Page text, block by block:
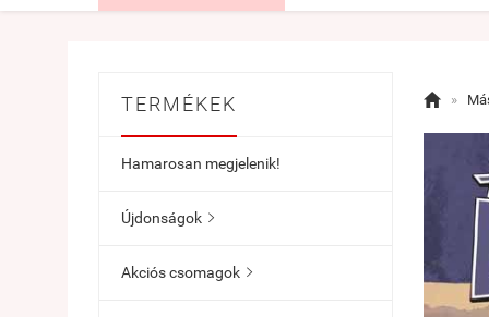
TERMÉKEK
Hamarosan megjelenik!
Újdonságok 
Akciós csomagok 
 »